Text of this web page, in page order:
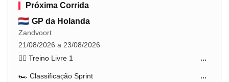
Próxima Corrida
GP da Holanda
Zandvoort
21/08/2026 a 23/08/2026
🏋️‍♂️ Treino Livre 1
...
🏎️ Classificação Sprint ...